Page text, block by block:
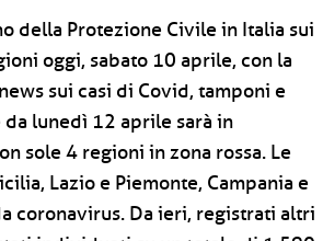
della Protezione Civile in Italia sui
oggi, sabato 10 aprile, con la
sui casi di Covid, tamponi e
lunedì 12 aprile sarà in
sole 4 regioni in zona rossa. Le
Lazio e Piemonte, Campania e
coronavirus. Da ieri, registrati altri